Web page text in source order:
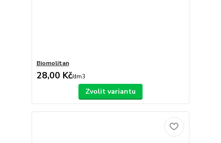
Biomolitan
28,00 Kč/dm3
Zvolit variantu